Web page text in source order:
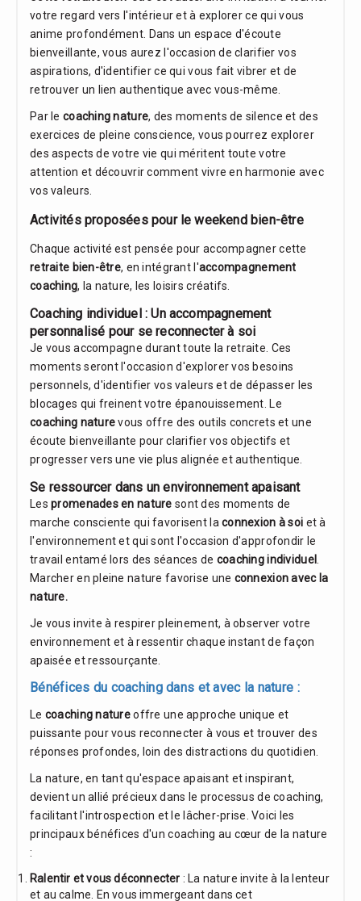
votre regard vers l'intérieur et à explorer ce qui vous
anime profondément. Dans un espace d'écoute
bienveillante, vous aurez l'occasion de clarifier vos
aspirations, d'identifier ce qui vous fait vibrer et de
retrouver un lien authentique avec vous-même.
Par le coaching nature, des moments de silence et des
exercices de pleine conscience, vous pourrez explorer
des aspects de votre vie qui méritent toute votre
attention et découvrir comment vivre en harmonie avec
vos valeurs.
Activités proposées pour le weekend bien-être
Chaque activité est pensée pour accompagner cette
retraite bien-être, en intégrant l'accompagnement
coaching, la nature, les loisirs créatifs.
Coaching individuel : Un accompagnement
personnalisé pour se reconnecter à soi
Je vous accompagne durant toute la retraite. Ces
moments seront l'occasion d'explorer vos besoins
personnels, d'identifier vos valeurs et de dépasser les
blocages qui freinent votre épanouissement. Le
coaching naturevous offre des outils concrets et une
écoute bienveillante pour clarifier vos objectifs et
progresser vers une vie plus alignée et authentique.
Se ressourcer dans un environnement apaisant
Lespromenades en nature sont des moments de
marche consciente qui favorisent laconnexion à soi et à
l'environnement et qui sont l'occasion d'approfondir le
travail entamé lors des séances de coaching individuel
Marcher en pleine nature favorise une connexion avec la
nature.
Je vous invite à respirer pleinement, à observer votre
environnement et à ressentir chaque instant de façon
apaisée et ressourçante.
Bénéfices du coaching dans et avec la nature :
Le coaching natureoffre une approche unique et
puissante pour vous reconnecter à vous et trouver des
réponses profondes, loin des distractions du quotidien.
La nature, en tant qu'espace apaisant et inspirant,
devient un allié précieux dans le processus de coaching,
facilitant l'introspection et le lâcher-prise. Voici les
principaux bénéfices d'un coaching au cœur de la nature
:
Ralentir et vous déconnecter : La nature invite à la lenteur
et au calme. En vous immergeant dans cet